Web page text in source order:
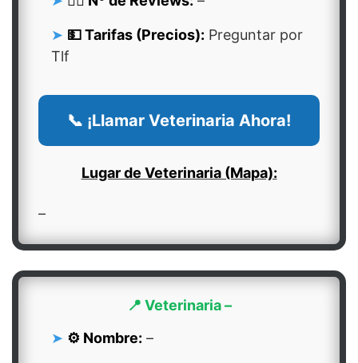
💵 Tarifas (Precios): Preguntar por
Tlf
📞 ¡Llamar Veterinaria Ahora!
Lugar de Veterinaria (Mapa):
–
📍 Veterinaria –
⚙️ Nombre: –